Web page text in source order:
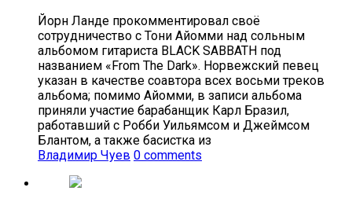
Йорн Ланде прокомментировал своё
сотрудничество с Тони Айомми над сольным
альбомом гитариста BLACK SABBATH под
названием «From The Dark». Норвежский певец
указан в качестве соавтора всех восьми треков
альбома; помимо Айомми, в записи альбома
приняли участие барабанщик Карл Бразил,
работавший с Робби Уильямсом и Джеймсом
Блантом, а также басистка из
Владимир Чуев 0 comments